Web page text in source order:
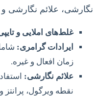
نگارشی، علائم
غلط‌های املایی و
ایرادات گرامری:
زمان افعال و غیره.
علائم نگارشی:
نقطه ویرگول، پرانتز